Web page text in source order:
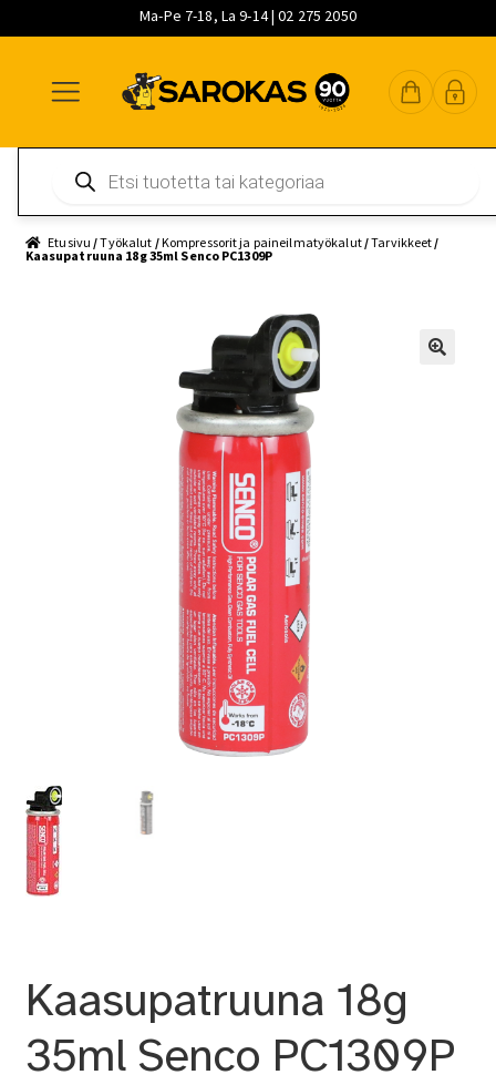
Ma-Pe 7-18, La 9-14 | 02 275 2050
navigointiin
sisältöön
pääsisältöön
search
Etusivu /Työkalut /Kompressorit ja paineilmatyökalut/Tarvikkeet /
Kaasupatruuna 18g 35ml Senco PC1309P
Kaasupatruuna 18g
35ml Senco PC1309P